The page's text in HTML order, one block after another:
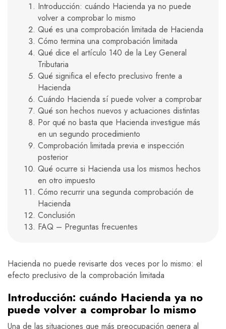
Introducción: cuándo Hacienda ya no puede
volver a comprobar lo mismo
Qué es una comprobación limitada de Hacienda
Cómo termina una comprobación limitada
Qué dice el artículo 140 de la Ley General
Tributaria
Qué significa el efecto preclusivo frente a
Hacienda
Cuándo Hacienda sí puede volver a comprobar
Qué son hechos nuevos y actuaciones distintas
Por qué no basta que Hacienda investigue más
en un segundo procedimiento
Comprobación limitada previa e inspección
posterior
Qué ocurre si Hacienda usa los mismos hechos
en otro impuesto
Cómo recurrir una segunda comprobación de
Hacienda
Conclusión
FAQ – Preguntas frecuentes
Hacienda no puede revisarte dos veces por lo mismo: el
efecto preclusivo de la comprobación limitada
Introducción: cuándo Hacienda ya no
puede volver a comprobar lo mismo
Una de las situaciones que más preocupación genera al